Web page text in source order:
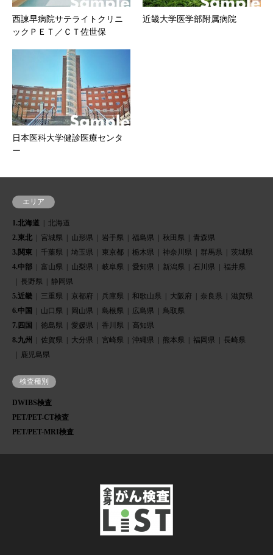
西諫早病院サテライトクリニ
ックＰＥＴ／ＣＴ佐世保
近畿大学医学部附属病院
日本医科大学健診医療センタ
ー
エリア
1.北海道
北海道
2.東北
宮城県 山形県 岩手県 福島県 秋田県
青森県
3.関東
千葉県 埼玉県 東京都 栃木県 神奈川県 群馬県
茨城県
4.中部
富山県 山梨県 岐阜県 愛知県 新潟県 石川県
福井県
長野県
静岡県
5.近畿
三重県 京都府 兵庫県 和歌山県 大阪府 奈良県
滋賀県
6.中国
山口県 岡山県 島根県 広島県
鳥取県
7.四国
徳島県 愛媛県 香川県
高知県
8.九州
佐賀県 大分県 宮崎県 沖縄県 熊本県 福岡県
長崎県
鹿児島県
検査種別
DWIBS検査
PET/PET-CT検査
PET/PET-MRI検査